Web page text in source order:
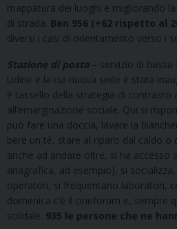
mappatura dei luoghi e migliorando
di strada. Ben 956 (+62 rispetto al
diversi i casi di orientamento verso i
Stazione di posta – servizio di
Udine e la cui nuova sede è stata
è tassello della strategia di contrasto
all’emarginazione sociale. Qui si
può fare una doccia, lavare la
bere un tè, stare al riparo dal caldo o
anche ad andare oltre, si ha accesso
anagrafica, ad esempio), si
operatori, si frequentano laboratori,
domenica c’è il cineforum e, sempre
solidale. 935 le persone che ne